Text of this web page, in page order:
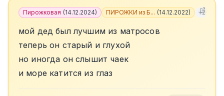
Пирожковая (14.12.2024) ПИРОЖКИ из Б... (14.12.2022) +2
мой дед был лучшим из матросов
теперь он старый и глухой
но иногда он слышит чаек
и море катится из глаз